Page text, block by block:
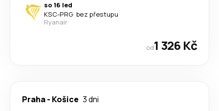
so 16 led
KSC-PRG· bez přestupu
Ryanair
od1 326 Kč
Praha- Košice 3 dni